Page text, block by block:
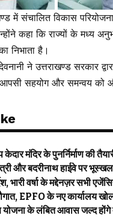
में संचालित विकास
कहा कि राज्यों के मध्य
निभाता है।
ने उत्तराखण्ड सरकार
आपसी सहयोग और समन्वय को
मंदिर के पुनर्निर्माण की
और बदरीनाथ हाईवे पर
भारी वर्षा के मद्देनज़र सभी
EPFO के नए कार्यालय
के लंबित आवास जल्द होंगे